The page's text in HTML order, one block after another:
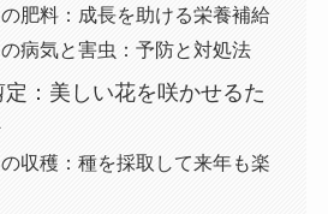
肥料：成長を助ける栄養補給
病気と害虫：予防と対処法
：美しい花を咲かせるた
収穫：種を採取して来年も楽